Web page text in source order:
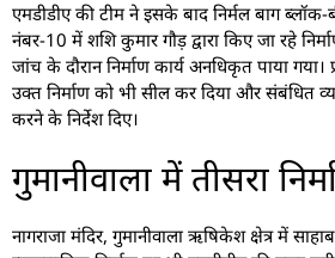
एमडीडीए की टीम ने इसके बाद निर्मल बाग ब्लॉक-
नंबर-10 में शशि कुमार गौड़ द्वारा किए जा रहे
जांच के दौरान निर्माण कार्य अनधिकृत पाया
उक्त निर्माण को भी सील कर दिया और संबंधित
करने के निर्देश दिए।
गुमानीवाला में तीसरा
नागराजा मंदिर, गुमानीवाला ऋषिकेश क्षेत्र में